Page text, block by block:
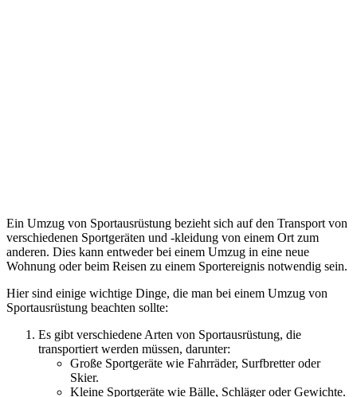
Ein Umzug von Sportausrüstung bezieht sich auf den Transport von
verschiedenen Sportgeräten und -kleidung von einem Ort zum
anderen. Dies kann entweder bei einem Umzug in eine neue
Wohnung oder beim Reisen zu einem Sportereignis notwendig sein.
Hier sind einige wichtige Dinge, die man bei einem Umzug von
Sportausrüstung beachten sollte:
Es gibt verschiedene Arten von Sportausrüstung, die
transportiert werden müssen, darunter:
Große Sportgeräte wie Fahrräder, Surfbretter oder
Skier.
Kleine Sportgeräte wie Bälle, Schläger oder Gewichte.